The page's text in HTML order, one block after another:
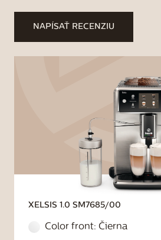
NAPÍSAŤ RECENZIU
XELSIS 1.0 SM7685/00
Color front: Čierna